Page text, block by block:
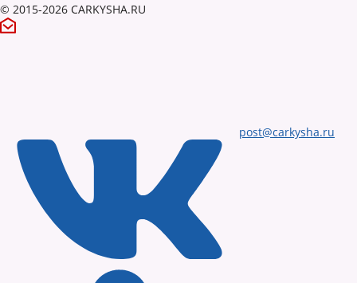
© 2015-2026 CARKYSHA.RU
post@carkysha.ru